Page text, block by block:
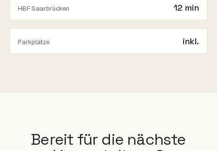
HBF Saarbrücken 12 min
Parkplätze inkl.
Bereit für die nächste